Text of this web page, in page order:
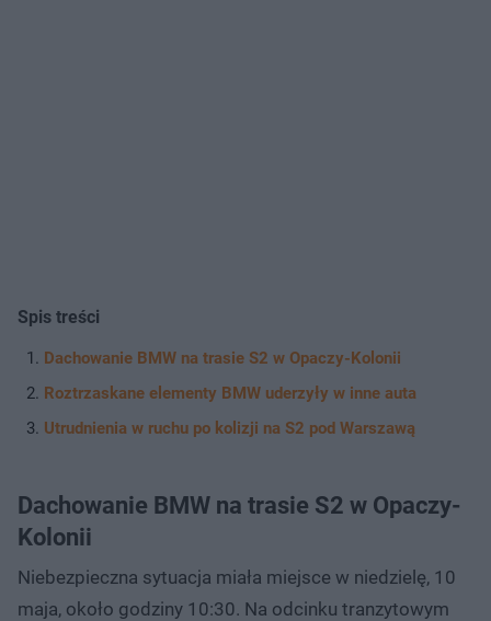
Spis treści
Dachowanie BMW na trasie S2 w Opaczy-Kolonii
Roztrzaskane elementy BMW uderzyły w inne auta
Utrudnienia w ruchu po kolizji na S2 pod Warszawą
Dachowanie BMW na trasie S2 w Opaczy-
Kolonii
Niebezpieczna sytuacja miała miejsce w niedzielę, 10
maja, około godziny 10:30. Na odcinku tranzytowym